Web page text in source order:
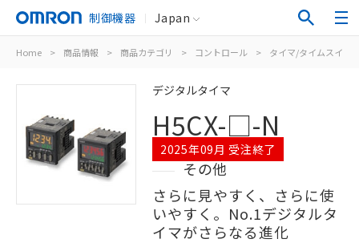
制御機器 Japan
Home > 商品情報 > 商品カテゴリ > コントロール > タイマ/タイムスイッ
デジタルタイマ
H5CX-□-N
2025年09月 受注終了
その他
さらに見やすく、さらに使
いやすく。No.1デジタルタ
イマがさらなる進化